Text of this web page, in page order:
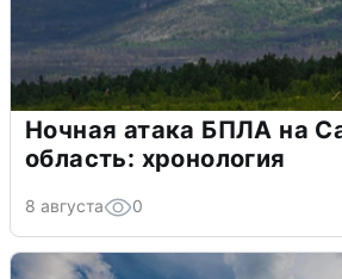
Ночная атака БПЛА на
область: хронология
8 августа 0